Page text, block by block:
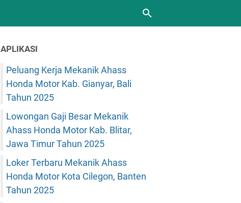
APLIKASI
Peluang Kerja Mekanik Ahass
Honda Motor Kab. Gianyar, Bali
Tahun 2025
Lowongan Gaji Besar Mekanik
Ahass Honda Motor Kab. Blitar,
Jawa Timur Tahun 2025
Loker Terbaru Mekanik Ahass
Honda Motor Kota Cilegon, Banten
Tahun 2025